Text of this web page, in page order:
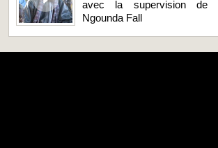
avec la supervision de
Ngounda Fall